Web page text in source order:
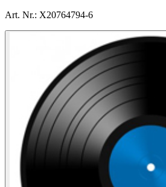
Art. Nr.: X20764794-6